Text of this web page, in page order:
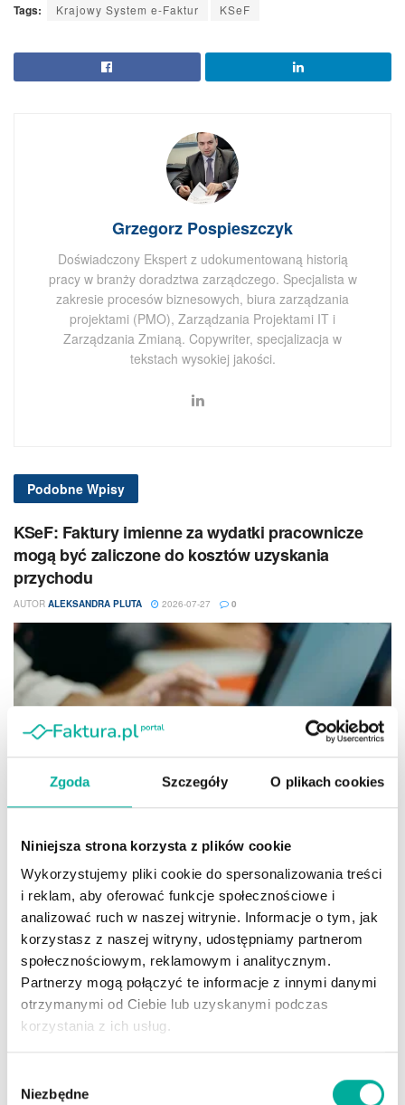
Zgoda Szczegóły O plikach cookies
Niniejsza strona korzysta z plików cookie
Wykorzystujemy pliki cookie do spersonalizowania treści
i reklam, aby oferować funkcje społecznościowe i
analizować ruch w naszej witrynie. Informacje o tym, jak
korzystasz z naszej witryny, udostępniamy partnerom
społecznościowym, reklamowym i analitycznym.
Partnerzy mogą połączyć te informacje z innymi danymi
otrzymanymi od Ciebie lub uzyskanymi podczas
korzystania z ich usług.
zgody
Niezbędne
Tags: Krajowy System e-Faktur KSeF
Grzegorz Pospieszczyk
Doświadczony Ekspert z udokumentowaną historią
pracy w branży doradztwa zarządczego. Specjalista w
zakresie procesów biznesowych, biura zarządzania
projektami (PMO), Zarządzania Projektami IT i
Zarządzania Zmianą. Copywriter, specjalizacja w
tekstach wysokiej jakości.
Podobne Wpisy
KSeF: Faktury imienne za wydatki pracownicze
mogą być zaliczone do kosztów uzyskania
przychodu
AUTOR ALEKSANDRA PLUTA 2026-07-27 0
pracowniczych. Problem dotyczy zwłaszcza kosztów ponoszonych
podczas delegacji oraz zakupów opłacanych kartami służbowymi.
Faktura wystawiona na pracodawcę trafia bezpośrednio do
systemu, a powiązanie wydatku z konkretną osobą lub określenie
jego związku z prowadzoną działalnością bywa wówczas trudne i
czasochłonne. W poszukiwaniu rozwiązania tego problemu
przedsiębiorcy zaczęli masowo zwracać się do dyrektora Krajowej
Informacji Skarbowej z pytaniem, czy faktury imienne wystawiane
na pracowników mogą stanowić koszty uzyskania przychodu
firmy. Takie dokumenty nie podlegają obowiązkowej wysyłce do
KSeF, a jednocześnie znacząco ułatwiają kontrolę nad
roku jasno wskazują, że dokument wystawiony na pracownika nie